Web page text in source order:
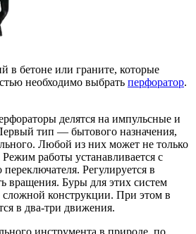
в бетоне или граните, которые
необходимо выбрать перфоратор.
делятся на импульсные и
тип — бытового назначения,
Любой из них может не только
работы устанавливается с
Регулируется в
вращения. Буры для этих систем
конструкции. При этом в
в два-три движения.
инструмента в природе, по